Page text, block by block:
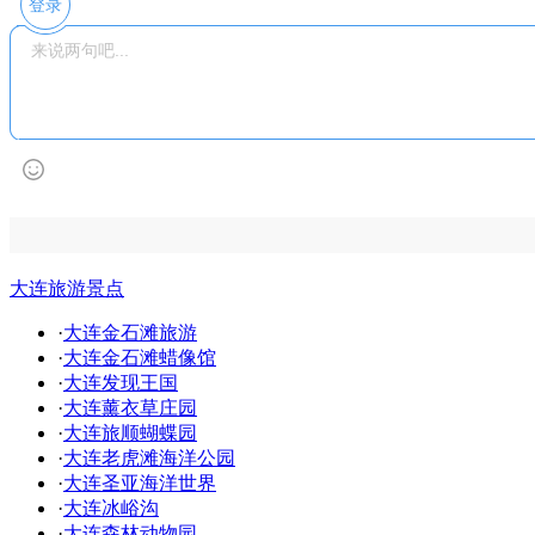
登录
大连旅游景点
·大连金石滩旅游
·大连金石滩蜡像馆
·大连发现王国
·大连薰衣草庄园
·大连旅顺蝴蝶园
·大连老虎滩海洋公园
·大连圣亚海洋世界
·大连冰峪沟